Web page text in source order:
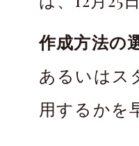
作成方法の
あるいはス
用するかを